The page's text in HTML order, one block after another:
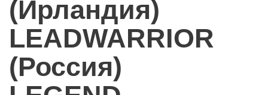
(Ирландия)
LEADWARRIOR
(Россия)